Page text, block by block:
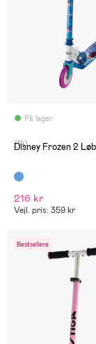
På lager
(14)
Disney Frozen 2
216 kr
Vejl. pris: 359 kr
Bestsellere